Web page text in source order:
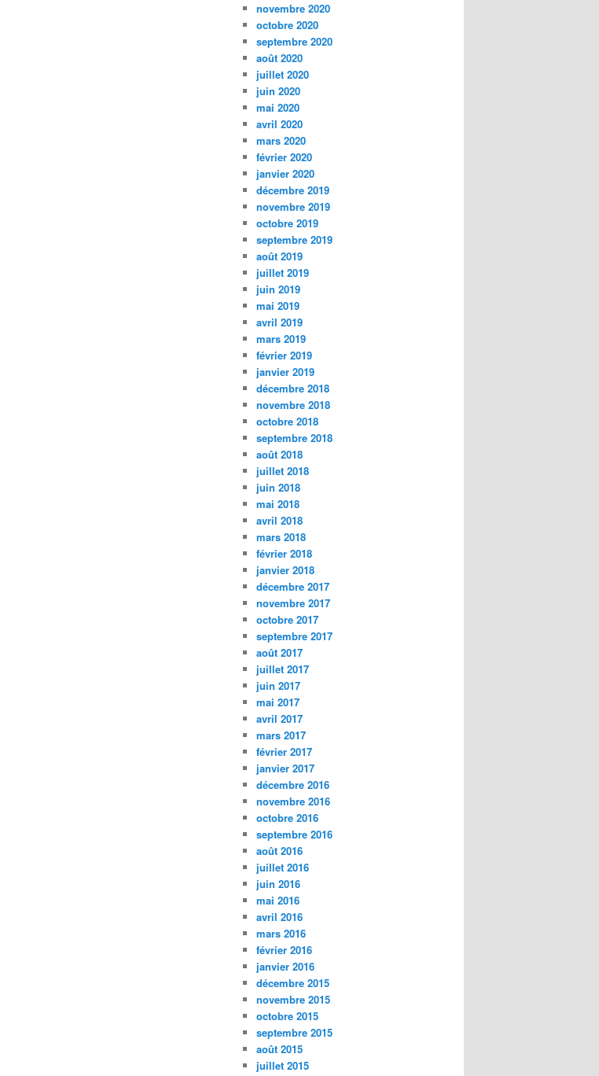
novembre 2020
octobre 2020
septembre 2020
août 2020
juillet 2020
juin 2020
mai 2020
avril 2020
mars 2020
février 2020
janvier 2020
décembre 2019
novembre 2019
octobre 2019
septembre 2019
août 2019
juillet 2019
juin 2019
mai 2019
avril 2019
mars 2019
février 2019
janvier 2019
décembre 2018
novembre 2018
octobre 2018
septembre 2018
août 2018
juillet 2018
juin 2018
mai 2018
avril 2018
mars 2018
février 2018
janvier 2018
décembre 2017
novembre 2017
octobre 2017
septembre 2017
août 2017
juillet 2017
juin 2017
mai 2017
avril 2017
mars 2017
février 2017
janvier 2017
décembre 2016
novembre 2016
octobre 2016
septembre 2016
août 2016
juillet 2016
juin 2016
mai 2016
avril 2016
mars 2016
février 2016
janvier 2016
décembre 2015
novembre 2015
octobre 2015
septembre 2015
août 2015
juillet 2015